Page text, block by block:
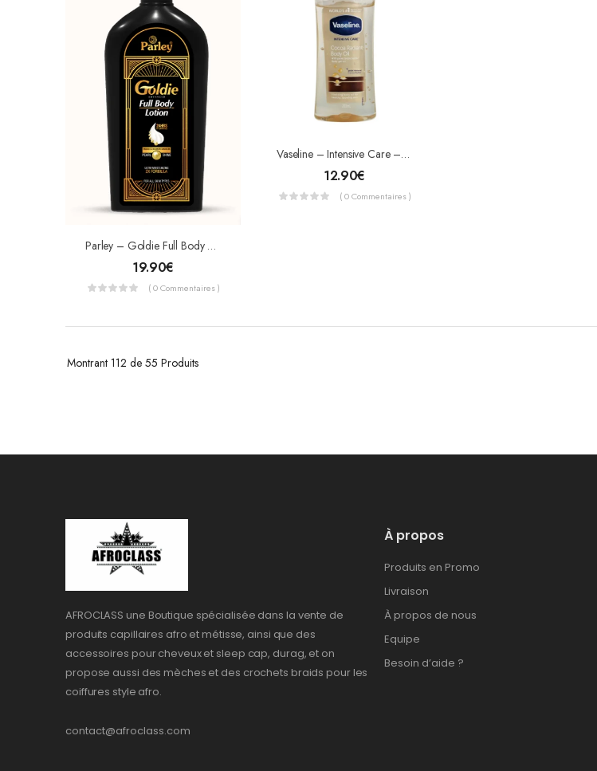
Parley – Goldie Full Body Lotion 24h D’hydratation 500ml
19.90€
( 0 Commentaires )
Vaseline – Intensive Care – Cocoa Radiant Body Oil 200ml
12.90€
( 0 Commentaires )
Montrant 112 de 55 Produits
AFROCLASS une Boutique spécialisée dans la vente de
produits capillaires afro et métisse, ainsi que des
accessoires pour cheveux et sleep cap, durag, et on
propose aussi des mèches et des crochets braids pour les
coiffures style afro.
contact@afroclass.com
À propos
Produits en Promo
Livraison
À propos de nous
Equipe
Besoin d’aide ?